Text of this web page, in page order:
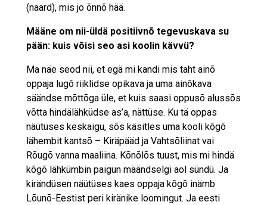
(naard), mis jo õnnõ hää.
Määne om nii-üldä positiivnõ tegevuskava su
pään: kuis võisi seo asi koolin kävvü?
Ma näe seod nii, et egä mi kandi mis taht ainõ
oppaja lugõ riiklidse opikava ja uma ainõkava
säändse mõttõga üle, et kuis saasi oppusõ alussõs
võtta hindälähküdse as’a, nättüse. Ku tä oppas
näütüses keskaigu, sõs käsitles uma kooli kõgõ
lähembit kantsõ – Kiräpääd ja Vahtsõliinat vai
Rõugõ vanna maaliina. Kõnõlõs tuust, mis mi hindä
kõgõ lähkümbin paigun määndselgi aol sündü. Ja
kirändüsen näütüses kaes oppaja kõgõ inämb
Lõunõ-Eestist peri kiränike loomingut. Ja eesti